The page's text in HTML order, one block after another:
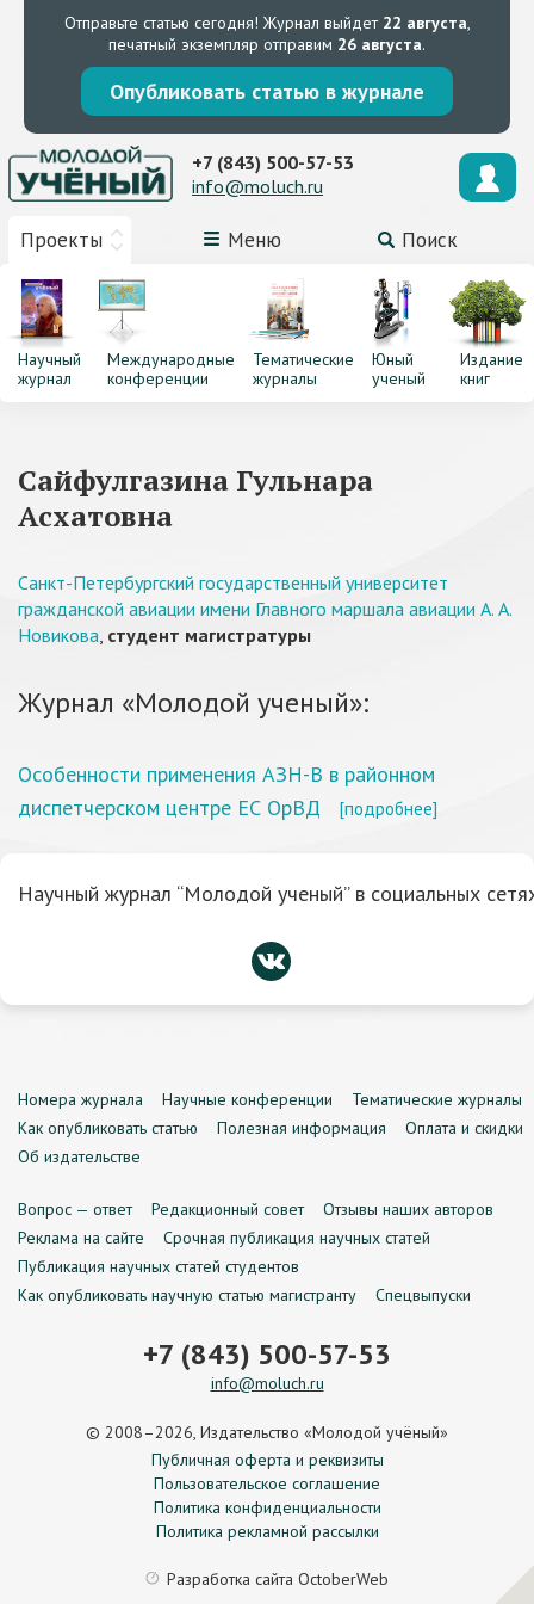
Отправьте статью сегодня! Журнал выйдет 22 августа,
печатный экземпляр отправим 26 августа.
Опубликовать статью в журнале
Проекты Меню Поиск
+7 (843) 500-57-53
info@moluch.ru
Научный
журнал
Международные
конференции
Тематические
журналы
Юный
ученый
Издание
книг
Сайфулгазина Гульнара
Асхатовна
Санкт-Петербургский государственный университет
гражданской авиации имени Главного маршала авиации А. А.
Новикова, студент магистратуры
Журнал «Молодой ученый»:
Особенности применения АЗН-В в районном
диспетчерском центре ЕС ОрВД
[подробнее]
Научный журнал “Молодой ученый” в социальных
Номера журнала Научные конференции
Тематические журналы
Как опубликовать статью
Полезная информация
Оплата и скидки
Об издательстве
Вопрос — ответ Редакционный совет
Отзывы наших авторов
Реклама на сайте
Срочная публикация научных статей
Публикация научных статей студентов
Как опубликовать научную статью магистранту
Спецвыпуски
+7 (843) 500-57-53
info@moluch.ru
© 2008–2026, Издательство «Молодой учёный»
Публичная оферта и реквизиты
Пользовательское соглашение
Политика конфиденциальности
Политика рекламной рассылки
Разработка сайта OctoberWeb